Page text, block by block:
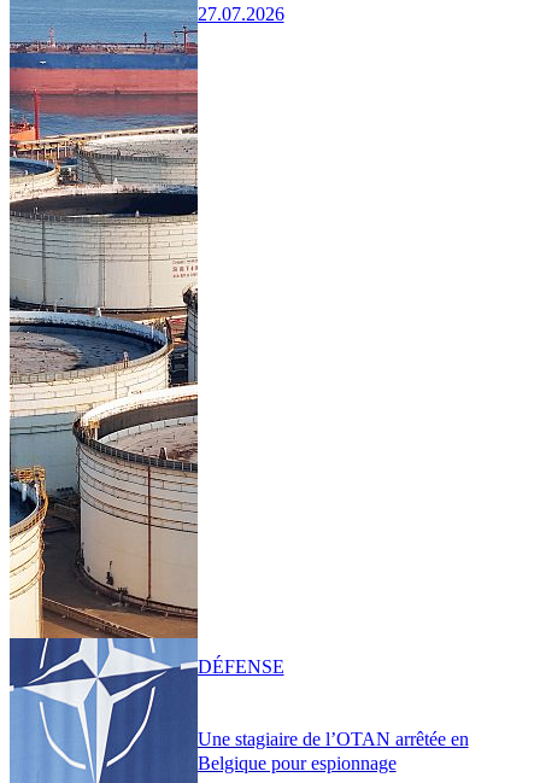
27.07.2026
Une stagiaire de l’OTAN arrêtée en
Belgique pour espionnage
DÉFENSE